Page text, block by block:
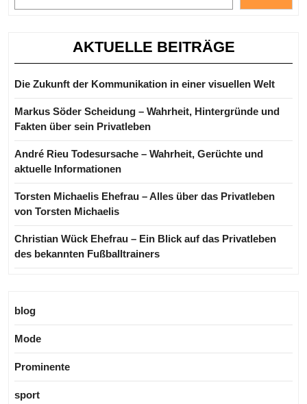
AKTUELLE BEITRÄGE
Die Zukunft der Kommunikation in einer visuellen Welt
Markus Söder Scheidung – Wahrheit, Hintergründe und
Fakten über sein Privatleben
André Rieu Todesursache – Wahrheit, Gerüchte und
aktuelle Informationen
Torsten Michaelis Ehefrau – Alles über das Privatleben
von Torsten Michaelis
Christian Wück Ehefrau – Ein Blick auf das Privatleben
des bekannten Fußballtrainers
blog
Mode
Prominente
sport